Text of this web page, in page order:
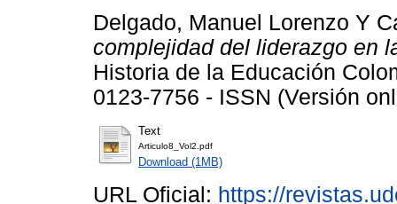
Delgado, Manuel Lorenzo Y
complejidad del liderazgo en
Historia de la Educación
0123-7756 - ISSN (Versión
Text
Articulo8_Vol2.pdf
Download (1MB)
URL Oficial: https://